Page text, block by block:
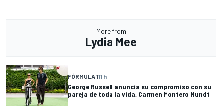
More from
Lydia Mee
FÓRMULA 111 h
George Russell anuncia su compromiso con su
pareja de toda la vida, Carmen Montero Mundt